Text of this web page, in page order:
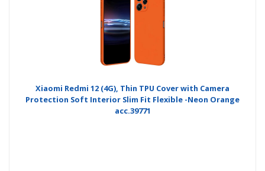
Xiaomi Redmi 12 (4G), Thin TPU Cover with Camera
Protection Soft Interior Slim Fit Flexible -Neon Orange
acc.39771